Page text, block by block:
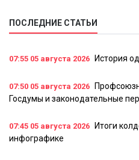
ПОСЛЕДНИЕ СТАТЬИ
07:55 05 августа 2026 История
07:50 05 августа 2026
Госдумы и законодательные
07:45 05 августа 2026
Итоги
инфографике